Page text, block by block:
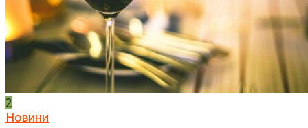
2
Новини